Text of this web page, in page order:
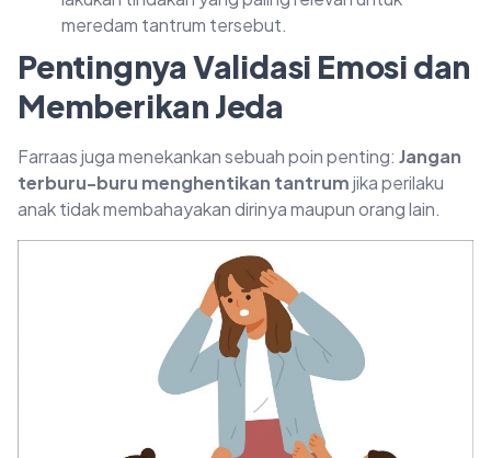
meredam tantrum tersebut.
Pentingnya Validasi Emosi dan
Memberikan Jeda
Farraas juga menekankan sebuah poin penting: Jangan
terburu-buru menghentikan tantrumjika perilaku
anak tidak membahayakan dirinya maupun orang lain.